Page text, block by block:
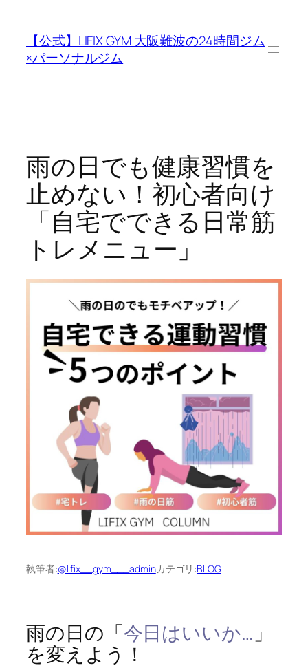
【公式】LIFIX GYM 大阪難波の24時間ジム
×パーソナルジム
雨の日でも健康習慣を
止めない！初心者向け
「自宅でできる日常筋
トレメニュー」
執筆者:@lifix__gym___adminカテゴリ:BLOG
雨の日の「今日はいいか… 」
を変えよう！